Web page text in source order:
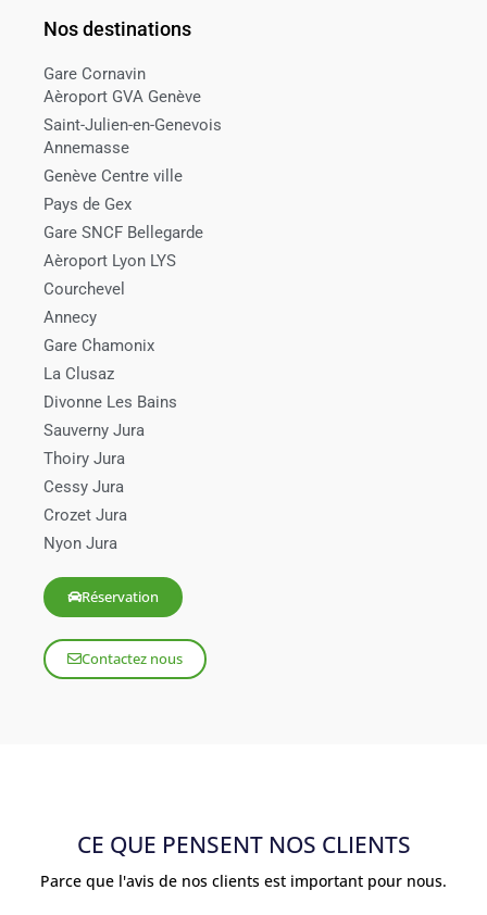
Nos destinations
Gare Cornavin
Aèroport GVA Genève
Saint-Julien-en-Genevois
Annemasse
Genève Centre ville
Pays de Gex
Gare SNCF Bellegarde
Aèroport Lyon LYS
Courchevel
Annecy
Gare Chamonix
La Clusaz
Divonne Les Bains
Sauverny Jura
Thoiry Jura
Cessy Jura
Crozet Jura
Nyon Jura
Réservation
Contactez nous
CE QUE PENSENT NOS CLIENTS
Parce que l'avis de nos clients est important pour nous.